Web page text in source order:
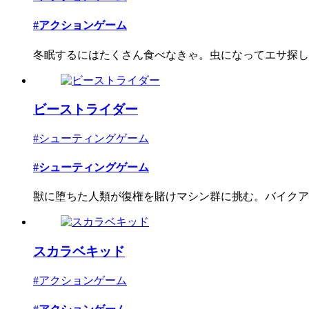
#アクションゲーム
冬眠するにはたくさん食べなきゃ。虫になってエサ探
ビーストライダー
#シューティングゲーム
#シューティングゲーム
獣に堕ちた人類が復権を賭けマシン群に挑む。バイク
スカラベキッド
#アクションゲーム